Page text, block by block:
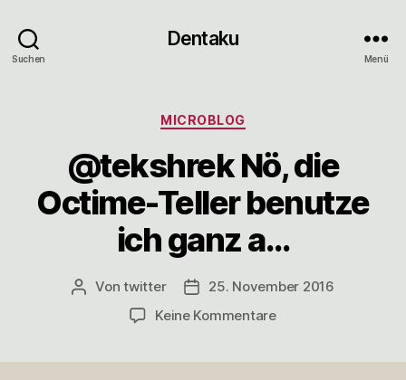
Suchen
Dentaku
Menü
Kategorien
MICROBLOG
@tekshrek Nö, die
Octime-Teller benutze
ich ganz a…
Beitragsautor
Vontwitter Veröffentlichungsdatum
25. November 2016
Keine Kommentarezu